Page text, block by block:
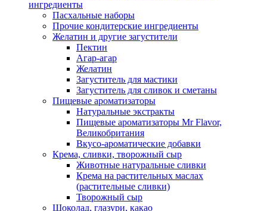
ингредиенты
Пасхальные наборы
Прочие кондитерские ингредиенты
Желатин и другие загустители
Пектин
Агар-агар
Желатин
Загуститель для мастики
Загуститель для сливок и сметаны
Пищевые ароматизаторы
Натуральные экстракты
Пищевые ароматизаторы Mr Flavor,
Великобритания
Вкусо-ароматические добавки
Крема, сливки, творожный сыр
Животные натуральные сливки
Крема на растительных маслах
(растительные сливки)
Творожный сыр
Шоколад, глазури, какао